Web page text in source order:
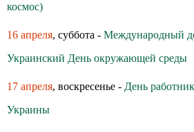
космос)
16 апреля, суббота - Международный
Украинский День окружающей среды
17 апреля, воскресенье - День
Украины